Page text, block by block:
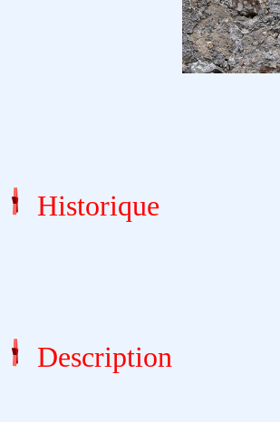
Historique
Description